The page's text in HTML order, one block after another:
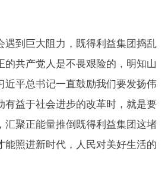
遇到巨大阻力，既得利益集团捣乱
的共产党人是不畏艰险的，明知山
近平总书记一直鼓励我们要发扬伟
有益于社会进步的改革时，就是要
汇聚正能量推倒既得利益集团这堵
能照进新时代，人民对美好生活的